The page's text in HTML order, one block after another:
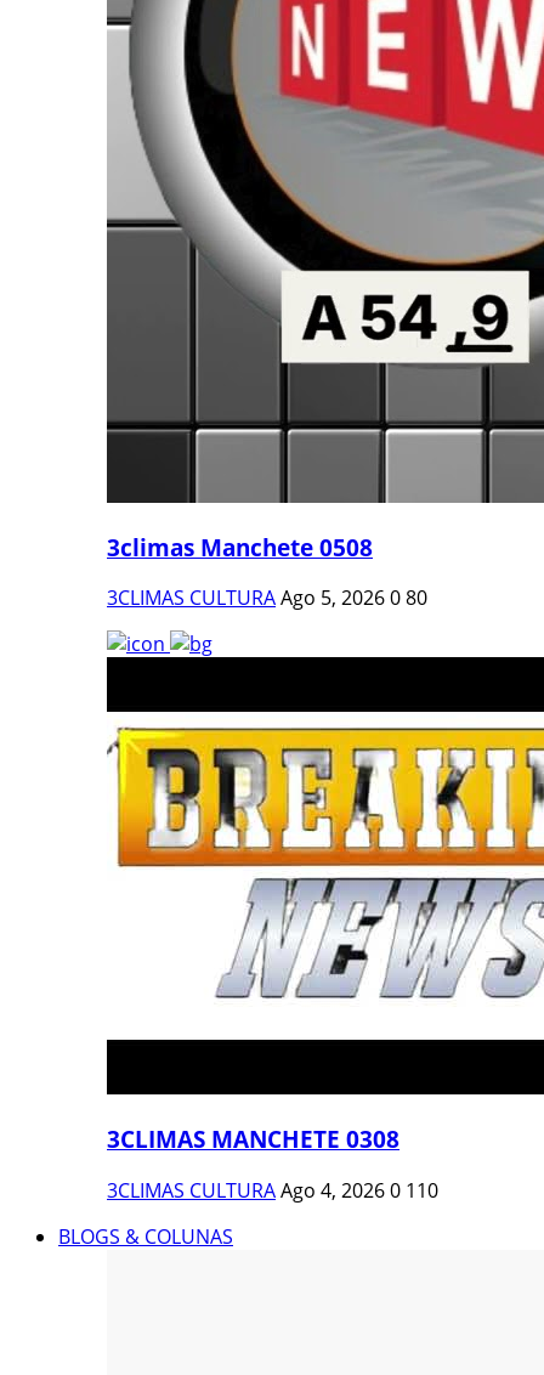
3climas Manchete 0508
3CLIMAS CULTURAAgo 5, 2026080
3CLIMAS MANCHETE 0308
3CLIMAS CULTURAAgo 4, 20260 110
BLOGS & COLUNAS